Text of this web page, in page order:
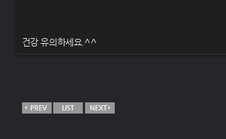
건강 유의하세요.^^